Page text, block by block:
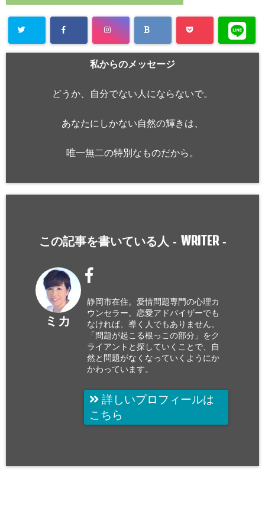
私からのメッセージ
どうか、自分でない人にならないで。
あなたにしかない自然の輝きは、
唯一無二の特別なものだから。
この記事を書いている人 - WRITER-
ミカ
静岡市在住。愛情問題専門の心理カ
ウンセラー。恋愛アドバイザーでも
なければ、導く人でもありません。
「問題が起こる根っこの部分」をク
ライアントと探していくことで、自
然と問題がなくなっていくようにか
かわっています。
詳しいプロフィールは
こちら